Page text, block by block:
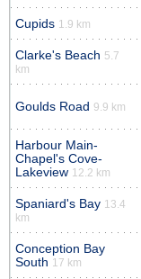
Cupids 1.9 km
Clarke's Beach 5.7
km
Goulds Road 9.9 km
Harbour Main-
Chapel's Cove-
Lakeview 12.2 km
Spaniard's Bay 13.4
km
Conception Bay
South 17 km